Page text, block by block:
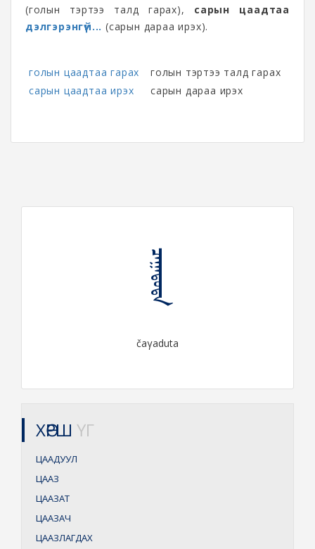
(голын тэртээ талд гарах), сарын цаадтаа
дэлгэрэнгүй... (сарын дараа ирэх).
голын цаадтаа гарах
голын тэртээ талд гарах
сарын цаадтаа ирэх
сарын дараа ирэх
ᠴᠠᠭᠠᠳᠤᠲᠠ
čaγaduta
ХӨРШ ҮГ
ЦААДУУЛ
ЦААЗ
ЦААЗАТ
ЦААЗАЧ
ЦААЗЛАГДАХ